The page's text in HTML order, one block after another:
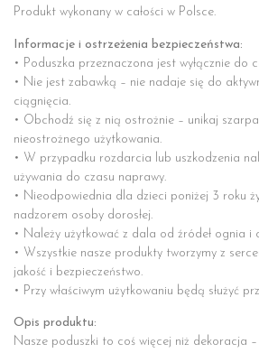
Produkt wykonany w całości w Polsce.
Informacje i ostrzeżenia bezpieczeństwa:
• Poduszka przeznaczona jest wyłącznie do
• Nie jest zabawką – nie nadaje się do
ciągnięcia.
• Obchodź się z nią ostrożnie – unikaj
nieostrożnego użytkowania.
• W przypadku rozdarcia lub uszkodzenia
używania do czasu naprawy.
• Nieodpowiednia dla dzieci poniżej 3 roku
nadzorem osoby dorosłej.
• Należy użytkować z dala od źródeł ognia i
• Wszystkie nasze produkty tworzymy z
jakość i bezpieczeństwo.
• Przy właściwym użytkowaniu będą służyć
Opis produktu:
Nasze poduszki to coś więcej niż dekoracja